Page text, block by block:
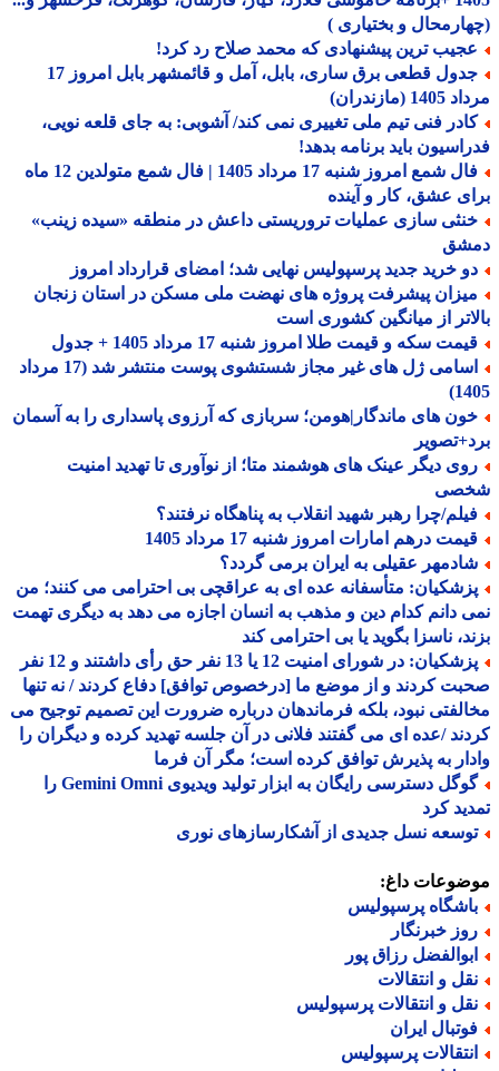
و بختیاری )
ترین پیشنهادی که محمد صلاح رد کرد!
جدول قطعی برق ساری، بابل، آمل و قائمشهر بابل امروز 17
(مازندران)
فنی تیم ملی تغییری نمی کند/ آشوبی: به جای قلعه نویی،
باید برنامه بدهد!
فال شمع امروز شنبه 17 مرداد 1405 | فال شمع متولدین 12 ماه
عشق، کار و آینده
سازی عملیات تروریستی داعش در منطقه «سیده زینب»
خرید جدید پرسپولیس نهایی شد؛ امضای قرارداد امروز
پیشرفت پروژه های نهضت ملی مسکن در استان زنجان
از میانگین کشوری است
سکه و قیمت طلا امروز شنبه 17 مرداد 1405 + جدول
اسامی ژل های غیر مجاز شستشوی پوست منتشر شد (17 مرداد
های ماندگار|هومن؛ سربازی که آرزوی پاسداری را به آسمان
دیگر عینک های هوشمند متا؛ از نوآوری تا تهدید امنیت
چرا رهبر شهید انقلاب به پناهگاه نرفتند؟
درهم امارات امروز شنبه 17 مرداد 1405
عقیلی به ایران برمی گردد؟
متأسفانه عده ای به عراقچی بی احترامی می کنند؛ من
دانم کدام دین و مذهب به انسان اجازه می دهد به دیگری تهمت
ناسزا بگوید یا بی احترامی کند
پزشکیان: در شورای امنیت 12 یا 13 نفر حق رأی داشتند و 12 نفر
کردند و از موضع ما [درخصوص توافق] دفاع کردند / نه تنها
نبود، بلکه فرماندهان درباره ضرورت این تصمیم توجیح می
/عده ای می گفتند فلانی در آن جلسه تهدید کرده و دیگران را
به پذیرش توافق کرده است؛ مگر آن فرما
گوگل دسترسی رایگان به ابزار تولید ویدیوی Gemini Omni را
کرد
نسل جدیدی از آشکارسازهای نوری
داغ:
پرسپولیس
خبرنگار
رزاق پور
و انتقالات
و انتقالات پرسپولیس
ایران
پرسپولیس